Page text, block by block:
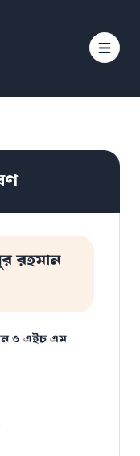
রহমান
ও এইচ এম